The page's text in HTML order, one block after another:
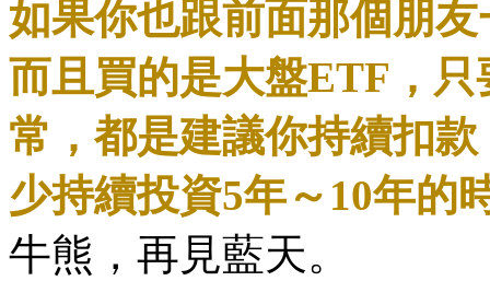
如果你也跟前面那個朋
而且買的是大盤ETF，
常，都是建議你持續扣
少持續投資5年～10年的
牛熊，再見藍天。